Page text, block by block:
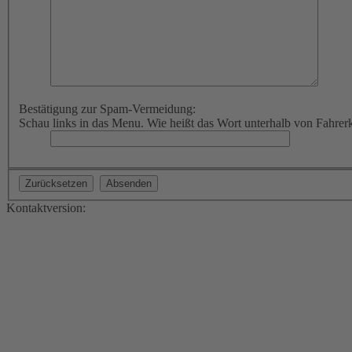
Bestätigung zur Spam-Vermeidung:
Schau links in das Menu. Wie heißt das Wort unterhalb von
Kontaktversion: